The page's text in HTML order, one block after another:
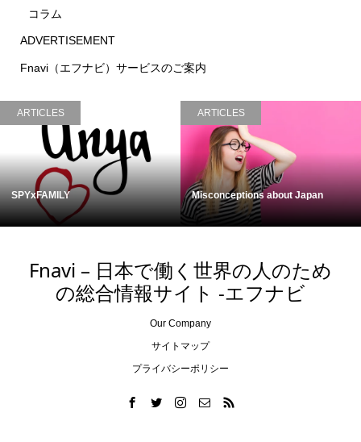
コラム
ADVERTISEMENT
Fnavi（エフナビ）サービスのご案内
ARTICLES
SPYxFAMILY
ARTICLES
Misconceptions about Japan
Fnavi – 日本で働く世界の人のため
の総合情報サイト -エフナビ
Our Company
サイトマップ
プライバシーポリシー